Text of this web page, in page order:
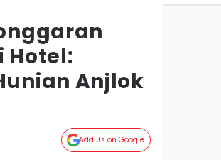
Hotel:
Anjlok
Add Us on Google